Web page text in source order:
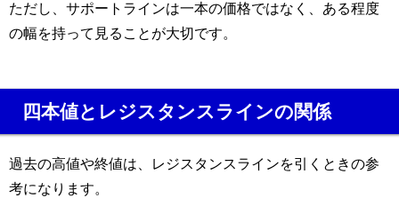
ただし、サポートラインは一本の価格ではなく、ある程度
の幅を持って見ることが大切です。
四本値とレジスタンスラインの関係
過去の高値や終値は、レジスタンスラインを引くときの参
考になります。